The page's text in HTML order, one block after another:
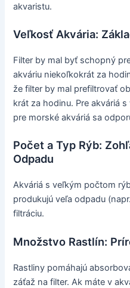
akvaristu.
Veľkosť Akvária:
Filter by mal byť schopný
akváriu niekoľkokrát za
že filter by mal prefiltrovať
krát za hodinu. Pre akváriá
pre morské akváriá sa
Počet a Typ Rýb:
Odpadu
Akváriá s veľkým počtom
produkujú veľa odpadu
filtráciu.
Množstvo Rastlín:
Rastliny pomáhajú
záťaž na filter. Ak máte v